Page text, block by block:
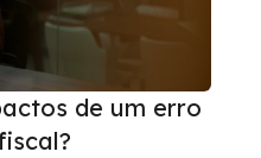
de um erro